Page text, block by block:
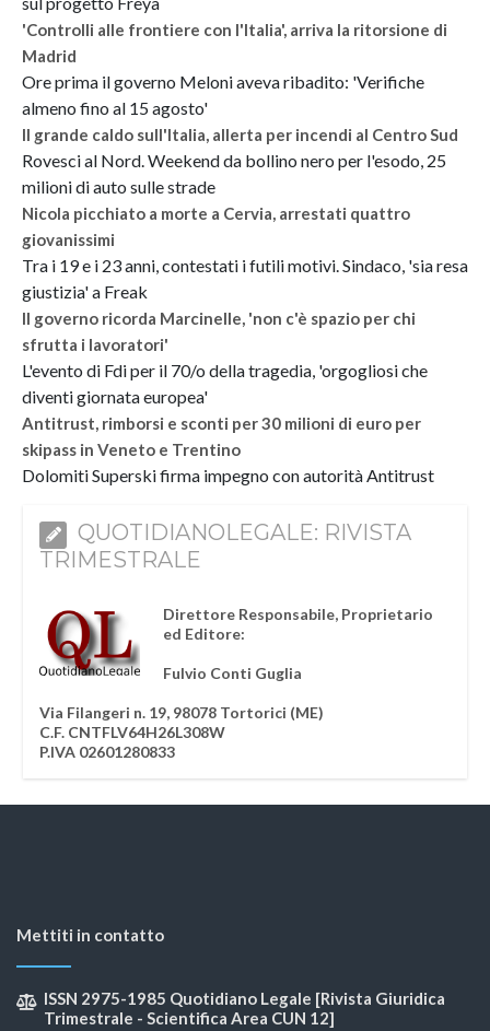
'Controlli alle frontiere con l'Italia', arriva la ritorsione di
Madrid
Ore prima il governo Meloni aveva ribadito: 'Verifiche
almeno fino al 15 agosto'
Il grande caldo sull'Italia, allerta per incendi al Centro Sud
Rovesci al Nord. Weekend da bollino nero per l'esodo, 25
milioni di auto sulle strade
Nicola picchiato a morte a Cervia, arrestati quattro
giovanissimi
Tra i 19 e i 23 anni, contestati i futili motivi. Sindaco, 'sia resa
giustizia' a Freak
Il governo ricorda Marcinelle, 'non c'è spazio per chi
sfrutta i lavoratori'
L'evento di Fdi per il 70/o della tragedia, 'orgogliosi che
diventi giornata europea'
Antitrust, rimborsi e sconti per 30 milioni di euro per
skipass in Veneto e Trentino
Dolomiti Superski firma impegno con autorità Antitrust
QUOTIDIANOLEGALE: RIVISTA
TRIMESTRALE
Direttore Responsabile, Proprietario
ed Editore:
Fulvio Conti Guglia
Via Filangeri n. 19, 98078 Tortorici (ME)
C.F. CNTFLV64H26L308W
P.IVA 02601280833
Mettiti in contatto
ISSN 2975-1985 Quotidiano Legale [Rivista Giuridica
Trimestrale - Scientifica Area CUN 12]